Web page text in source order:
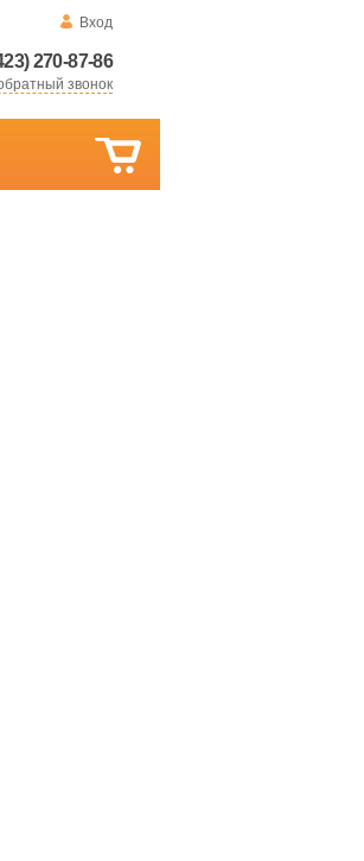
Вход
270-87-86
звонок